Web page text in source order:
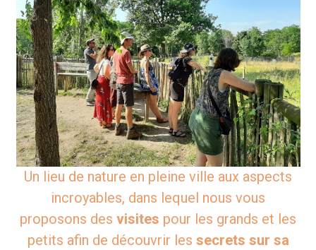
Un lieu de nature en pleine ville aux aspects
incroyables, dans lequel nous vous
proposons des visites pour les grands et les
petits afin de découvrir les secrets sur sa